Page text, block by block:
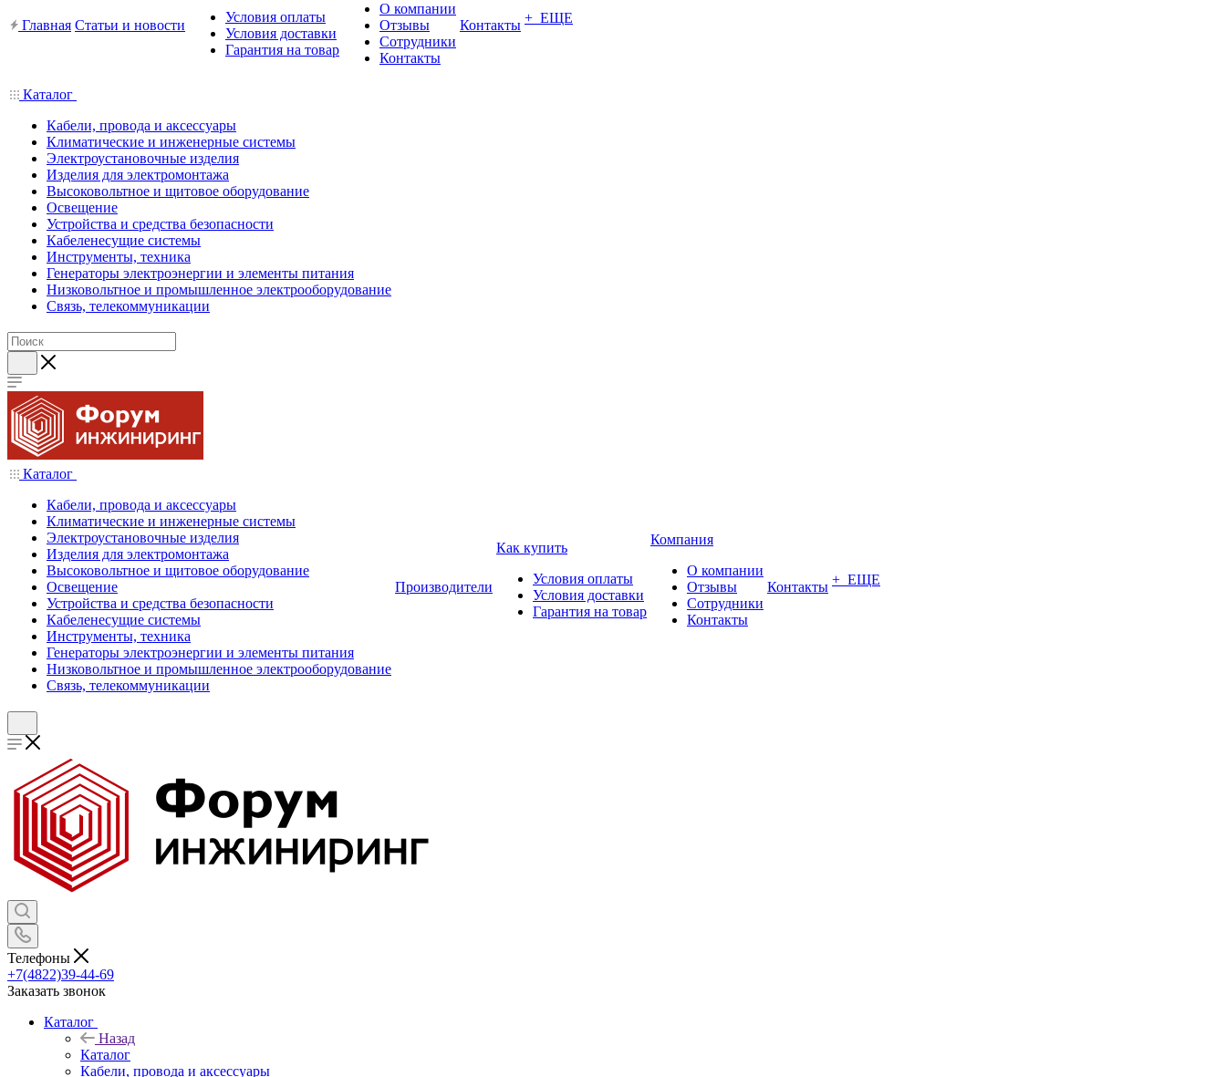
Главная Статьи и новости
Условия оплаты
Условия доставки
Гарантия на товар
О компании
Отзывы
Сотрудники
Контакты
Контакты + ЕЩЕ
Каталог
Кабели, провода и аксессуары
Климатические и инженерные системы
Электроустановочные изделия
Изделия для электромонтажа
Высоковольтное и щитовое оборудование
Освещение
Устройства и средства безопасности
Кабеленесущие системы
Инструменты, техника
Генераторы электроэнергии и элементы питания
Низковольтное и промышленное электрооборудование
Связь, телекоммуникации
Каталог
Кабели, провода и аксессуары
Климатические и инженерные системы
Электроустановочные изделия
Изделия для электромонтажа
Высоковольтное и щитовое оборудование
Освещение
Устройства и средства безопасности
Кабеленесущие системы
Инструменты, техника
Генераторы электроэнергии и элементы питания
Низковольтное и промышленное электрооборудование
Связь, телекоммуникации
Производители
Как купить
Условия оплаты
Условия доставки
Гарантия на товар
Компания
О компании
Отзывы
Сотрудники
Контакты
Контакты + ЕЩЕ
Телефоны
+7(4822)39-44-69
Заказать звонок
Каталог
Назад
Каталог
Кабели, провода и аксессуары